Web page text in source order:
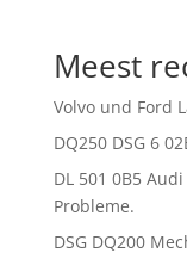
Meest
Volvo und Ford
DQ250 DSG 6
DL 501 0B5
Probleme.
DSG DQ200